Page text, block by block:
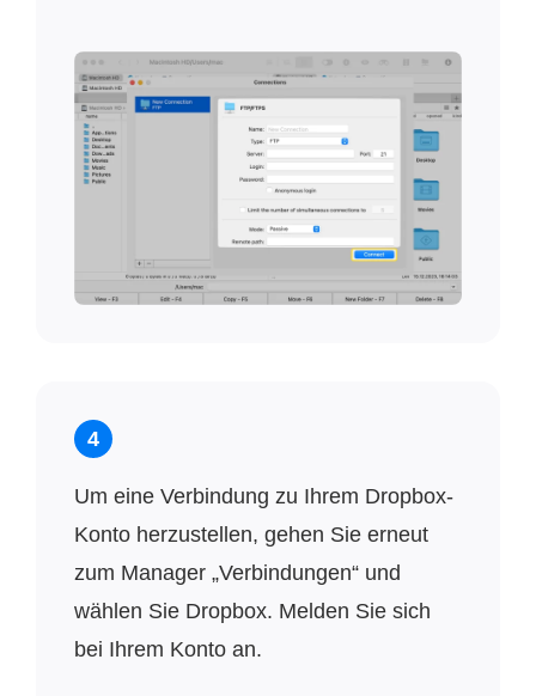
4
Um eine Verbindung zu Ihrem Dropbox-
Konto herzustellen, gehen Sie erneut
zum Manager „Verbindungen“ und
wählen Sie Dropbox. Melden Sie sich
bei Ihrem Konto an.